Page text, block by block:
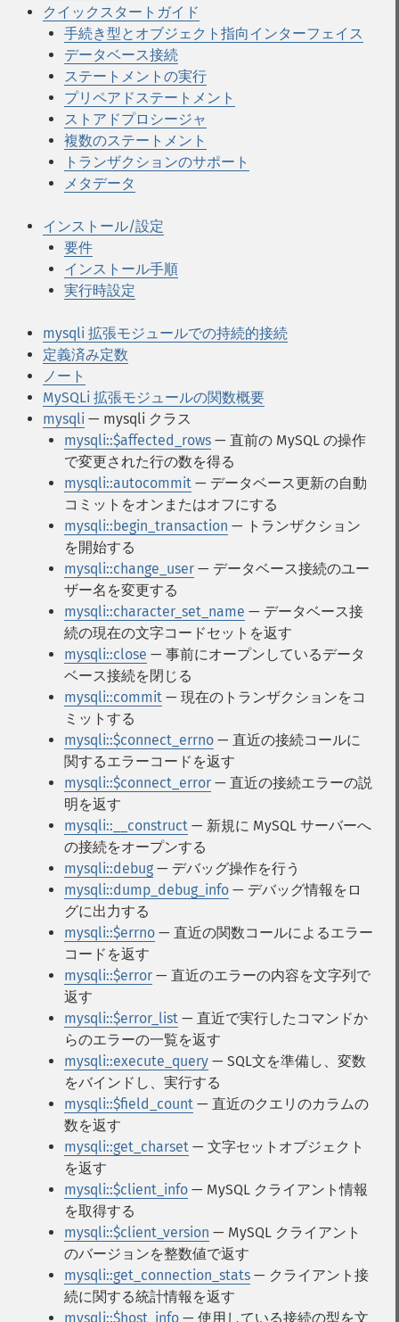
クイックスタートガイド
手続き型とオブジェクト指向インターフェイス
データベース接続
ステートメントの実行
プリペアドステートメント
ストアドプロシージャ
複数のステートメント
トランザクションのサポート
メタデータ
インストール/設定
要件
インストール手順
実行時設定
mysqli 拡張モジュールでの持続的接続
定義済み定数
ノート
MySQLi 拡張モジュールの関数概要
mysqli — mysqli クラス
mysqli::$affected_rows — 直前の MySQL の操作
で変更された行の数を得る
mysqli::autocommit — データベース更新の自動
コミットをオンまたはオフにする
mysqli::begin_transaction — トランザクション
を開始する
mysqli::change_user — データベース接続のユー
ザー名を変更する
mysqli::character_set_name — データベース接
続の現在の文字コードセットを返す
mysqli::close — 事前にオープンしているデータ
ベース接続を閉じる
mysqli::commit — 現在のトランザクションをコ
ミットする
mysqli::$connect_errno — 直近の接続コールに
関するエラーコードを返す
mysqli::$connect_error — 直近の接続エラーの説
明を返す
mysqli::__construct — 新規に MySQL サーバーへ
の接続をオープンする
mysqli::debug — デバッグ操作を行う
mysqli::dump_debug_info — デバッグ情報をロ
グに出力する
mysqli::$errno — 直近の関数コールによるエラー
コードを返す
mysqli::$error — 直近のエラーの内容を文字列で
返す
mysqli::$error_list — 直近で実行したコマンドか
らのエラーの一覧を返す
mysqli::execute_query — SQL文を準備し、変数
をバインドし、実行する
mysqli::$field_count — 直近のクエリのカラムの
数を返す
mysqli::get_charset — 文字セットオブジェクト
を返す
mysqli::$client_info — MySQL クライアント情報
を取得する
mysqli::$client_version — MySQL クライアント
のバージョンを整数値で返す
mysqli::get_connection_stats — クライアント接
続に関する統計情報を返す
mysqli::$host_info — 使用している接続の型を文